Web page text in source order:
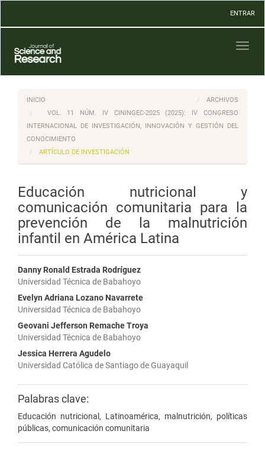
Contenido
Barra
lateral
ENTRAR
INICIO
ARCHIVOS
VOL. 11 NÚM. IV CININGEC-2025 (2025): IV CONGRESO
INTERNACIONAL DE INVESTIGACIÓN, INNOVACIÓN Y GESTIÓN DEL
CONOCIMIENTO
ARTÍCULO DE INVESTIGACIÓN
Educación nutricional y
comunicación comunitaria para la
prevención de la malnutrición
infantil en América Latina
Danny Ronald Estrada Rodríguez
Universidad Técnica de Babahoyo
Evelyn Adriana Lozano Navarrete
Universidad Técnica de Babahoyo
Geovani Jefferson Remache Troya
Universidad Técnica de Babahoyo
Jessica Herrera Agudelo
Universidad Católica de Santiago de Guayaquil
Palabras clave:
Educación nutricional, Latinoamérica, malnutrición, políticas
públicas, comunicación comunitaria